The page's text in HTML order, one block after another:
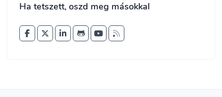
Ha tetszett, oszd meg másokkal